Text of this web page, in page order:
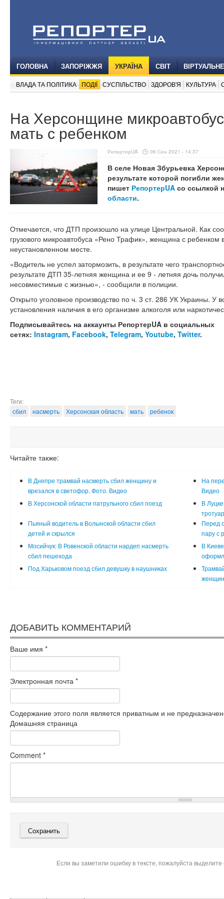
ГОЛОВНА ЗАПОРІЖЖЯ УКРАЇНА СВІТ
ВЛАДА ТА ПОЛІТИКА ПОДІЇ СУСПІЛЬСТВО ЗДОРОВ'Я КУЛЬТУРА
На Херсонщине
мать с ребенком
РепортерUA 06 Сен 2021 - 14:37
В селе Новая Збурьевка
результате которой погибли
пишет РепортерUA со ссылкой
области.
Отмечается, что ДТП произошло на улице Центральной. Как
грузового микроавтобуса «Рено Трафик», женщина с
неустановленном месте.
«Водитель не успел затормозить, в результате чего
результате ДТП 35-летняя женщина и ее 9 - летняя дочь
несовместимые с жизнью», - сообщили в полиции.
Открыто уголовное производство по ч. 3 ст. 286 УК Украины. У
установления наличия в его организме алкоголя или
Подписывайтесь на аккаунты РепортерUA в социальных
сетях: Instagram, Facebook, Telegram, Youtube, Twitter.
Теги:
сбил
насмерть Херсонская область мать ребенок
Читайте также:
В Днепре трамвай насмерть сбил женщину и
врезался в светофор. Фото. Видео
На
Видео
В Херсонской области патрульного сбил поезд
В
Пьяный водитель в Волынской области сбил
детей и скрылся
Перед
пару с
Мосийчук: В Ровенской области нардеп насмерть
сбил пешехода
В
Под Харьковом поезд сбил девушку в наушниках
ДОБАВИТЬ КОММЕНТАРИЙ
Ваше имя *
Электронная почта *
Содержание этого поля является приватным и не
Домашняя страница
Comment *
Если вы заметили ошибку в тексте, пожалуйста